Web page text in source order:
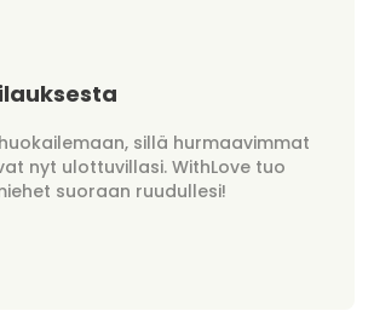
sillä hurmaavimmat
nyt ulottuvillasi. WithLove tuo
suoraan ruudullesi!